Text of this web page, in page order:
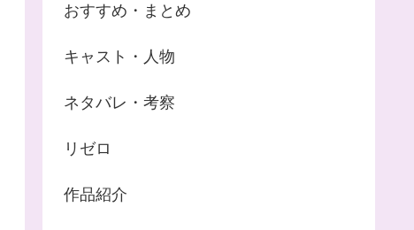
おすすめ・まとめ
キャスト・人物
ネタバレ・考察
リゼロ
作品紹介